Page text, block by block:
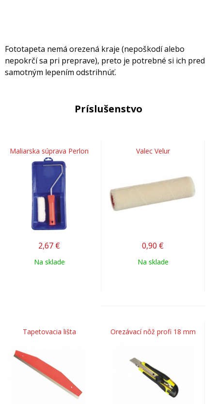
Fototapeta nemá orezená kraje (nepoškodí alebo
nepokrčí sa pri preprave), preto je potrebné si ich pred
samotným lepením odstrihnúť.
Príslušenstvo
Maliarska súprava Perlon
2,67 €
Na sklade
Valec Velur
0,90 €
Na sklade
Tapetovacia lišta Orezávací nôž profi 18 mm